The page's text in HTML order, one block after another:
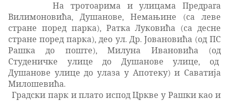
На тротоарима и улицама Предрага
Вилимоновића, Душанове, Немањине (са леве
стране поред парка), Ратка Луковића (са десне
стране поред парка), део ул. Др. Јовановића (од ПС
Рашка до поште), Милуна Ивановића (од
Студеничке улице до Душанове улице, од
Душанове улице до улаза у Апотеку) и Саватија
Милошевића.
Градски парк и плато испод Цркве у Рашкикао и